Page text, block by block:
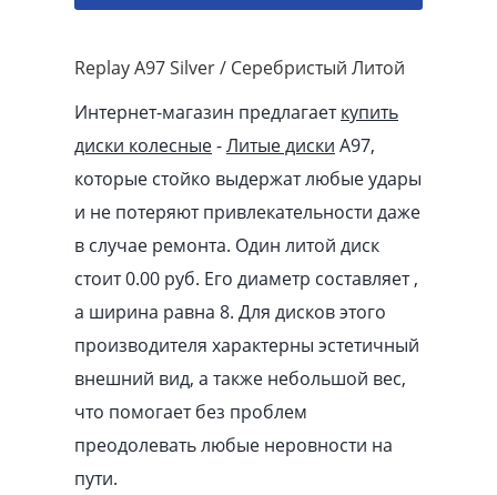
Replay A97 Silver / Серебристый Литой
Интернет-магазин предлагаеткупить
диски колесные-Литые диски A97,
которые стойко выдержат любые удары
и не потеряют привлекательности даже
в случае ремонта. Один литой диск
стоит 0.00 pуб. Его диаметр составляет ,
а ширина равна 8. Для дисков этого
производителя характерны эстетичный
внешний вид, а также небольшой вес,
что помогает без проблем
преодолевать любые неровности на
пути.